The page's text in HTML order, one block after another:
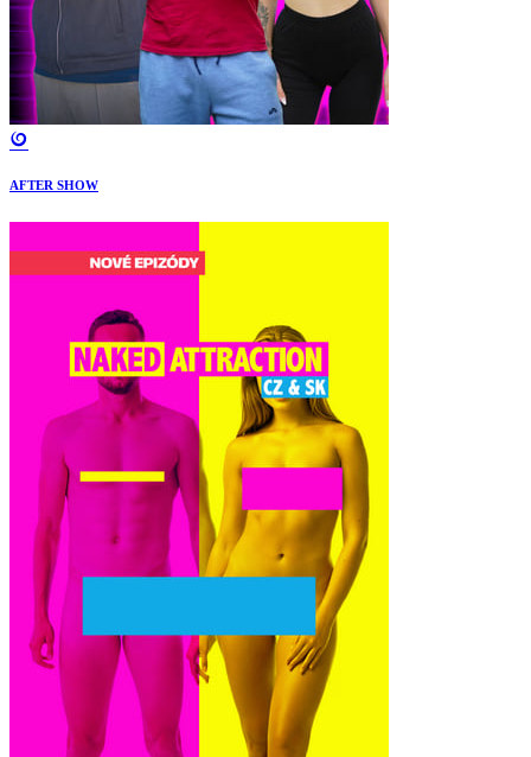
AFTER SHOW